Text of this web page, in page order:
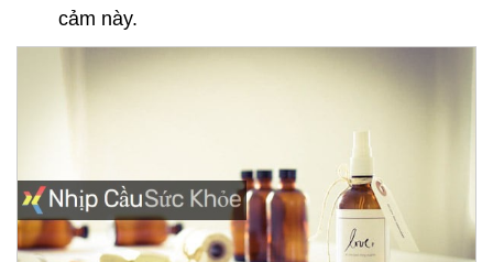
cảm này.